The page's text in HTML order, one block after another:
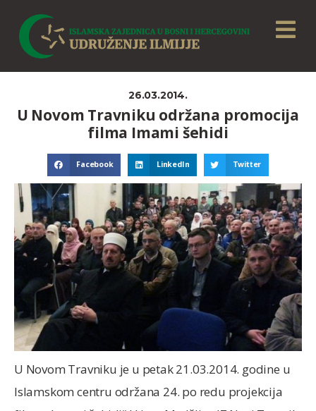
26.03.2014.
U Novom Travniku održana promocija
filma Imami šehidi
Facebook LinkedIn Twitter
U Novom Travniku je u petak 21.03.2014. godine u
Islamskom centru održana 24. po redu projekcija